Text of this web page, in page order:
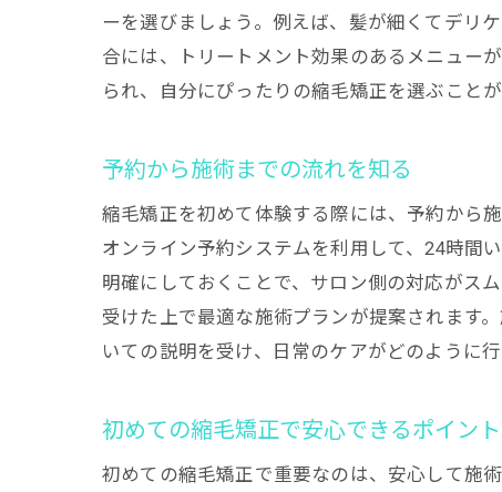
ーを選びましょう。例えば、髪が細くてデリ
合には、トリートメント効果のあるメニュー
られ、自分にぴったりの縮毛矯正を選ぶことが
予約から施術までの流れを知る
縮毛矯正を初めて体験する際には、予約から
オンライン予約システムを利用して、24時間
明確にしておくことで、サロン側の対応がス
受けた上で最適な施術プランが提案されます
いての説明を受け、日常のケアがどのように
初めての縮毛矯正で安心できるポイント
初めての縮毛矯正で重要なのは、安心して施